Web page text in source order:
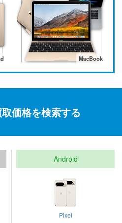
MacBook
価格を検索する
Android
Pixel